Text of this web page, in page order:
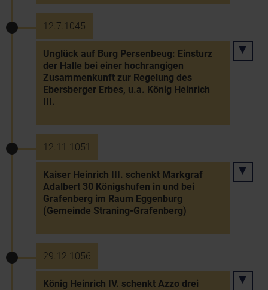
12.7.1045
Unglück auf Burg Persenbeug: Einsturz
der Halle bei einer hochrangigen
Zusammenkunft zur Regelung des
Ebersberger Erbes, u.a. König Heinrich
III.
12.11.1051
Kaiser Heinrich III. schenkt Markgraf
Adalbert 30 Königshufen in und bei
Grafenberg im Raum Eggenburg
(Gemeinde Straning-Grafenberg)
29.12.1056
König Heinrich IV. schenkt Azzo drei